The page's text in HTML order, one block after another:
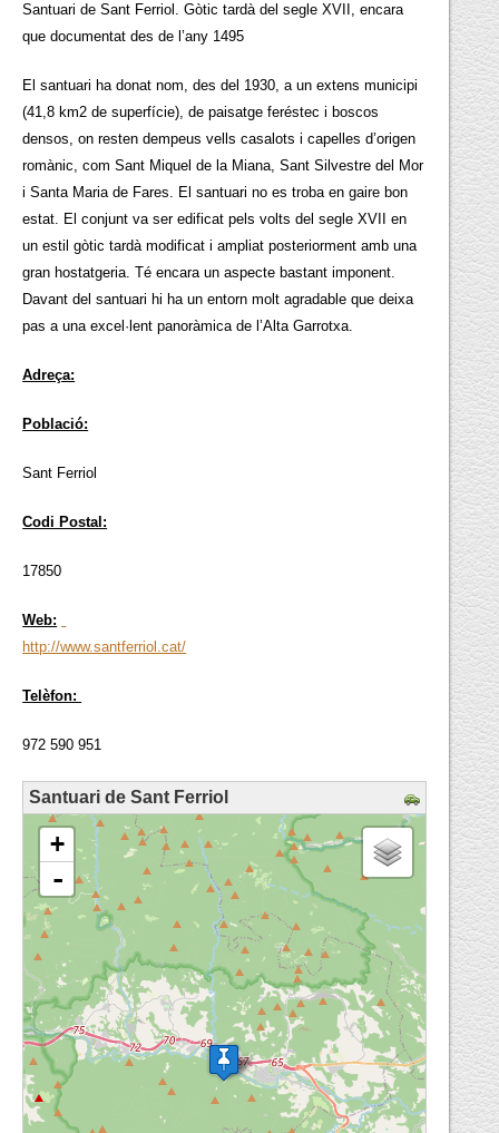
Santuari de Sant Ferriol. Gòtic tardà del segle XVII, encara
que documentat des de l’any 1495
El santuari ha donat nom, des del 1930, a un extens municipi
(41,8 km2 de superfície), de paisatge feréstec i boscos
densos, on resten dempeus vells casalots i capelles d’origen
romànic, com Sant Miquel de la Miana, Sant Silvestre del Mor
i Santa Maria de Fares. El santuari no es troba en gaire bon
estat. El conjunt va ser edificat pels volts del segle XVII en
un estil gòtic tardà modificat i ampliat posteriorment amb una
gran hostatgeria. Té encara un aspecte bastant imponent.
Davant del santuari hi ha un entorn molt agradable que deixa
pas a una excel·lent panoràmica de l’Alta Garrotxa.
Adreça:
Població:
Sant Ferriol
Codi Postal:
17850
Web:
http://www.santferriol.cat/
Telèfon:
972 590 951
Santuari de Sant Ferriol
loading map - please wait...
+
-